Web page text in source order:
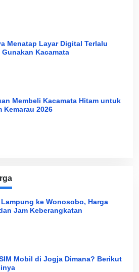
Menatap Layar Digital Terlalu
Gunakan Kacamata
Membeli Kacamata Hitam untuk
Kemarau 2026
Lampung ke Wonosobo, Harga
Jam Keberangkatan
Mobil di Jogja Dimana? Berikut